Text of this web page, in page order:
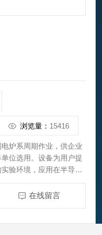
浏览量： 15416
炉系周期作业，供企业
位选用。设备为用户提
验环境，应用在半导
工艺领域。
在线留言